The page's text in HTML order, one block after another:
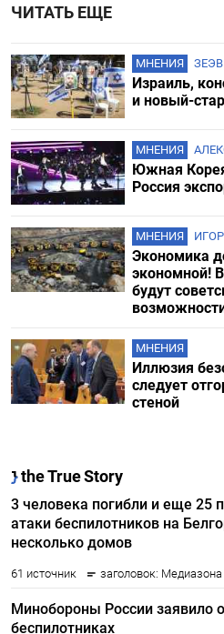
ЧИТАТЬ ЕЩЕ
МНЕНИЯ
Израиль,
и новый-
МНЕНИЯ
Южная
Россия
МНЕНИЯ
Экономика
экономной!
будут
МНЕНИЯ
Иллюзия
следует
стеной